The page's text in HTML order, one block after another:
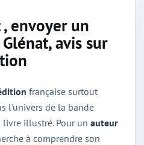
envoyer un
avis sur
française surtout
l'univers de la bande
illustré. Pour un auteur
à comprendre son